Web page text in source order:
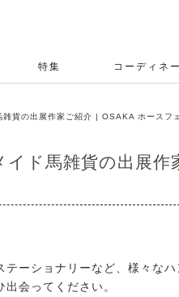
特集 コーディネ
貨の出展作家ご紹介 | OSAKA ホースフ
ド馬雑貨の出展作
ーショナリーなど、様々な
会ってください。